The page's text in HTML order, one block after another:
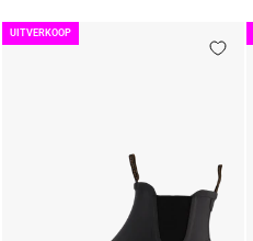
UITVERKOOP